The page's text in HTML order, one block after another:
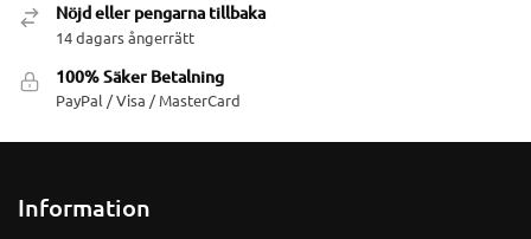
Nöjd eller pengarna tillbaka
14 dagars ångerrätt
100% Säker Betalning
PayPal / Visa / MasterCard
Information